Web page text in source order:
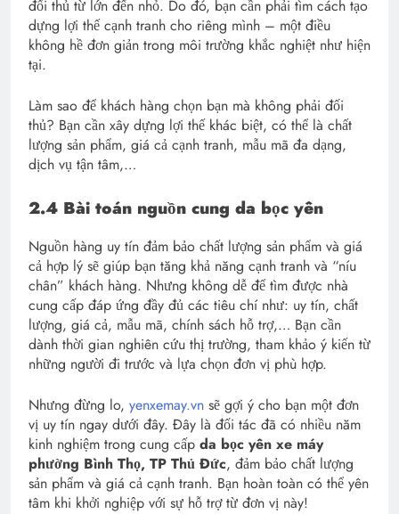
đối thủ từ lớn đến nhỏ. Do đó, bạn cần phải tìm cách tạo
dựng lợi thế cạnh tranh cho riêng mình – một điều
không hề đơn giản trong môi trường khắc nghiệt như hiện
tại.
Làm sao để khách hàng chọn bạn mà không phải đối
thủ? Bạn cần xây dựng lợi thế khác biệt, có thể là chất
lượng sản phẩm, giá cả cạnh tranh, mẫu mã đa dạng,
dịch vụ tận tâm,…
2.4 Bài toán nguồn cung da bọc yên
Nguồn hàng uy tín đảm bảo chất lượng sản phẩm và giá
cả hợp lý sẽ giúp bạn tăng khả năng cạnh tranh và “níu
chân” khách hàng. Nhưng không dễ để tìm được nhà
cung cấp đáp ứng đầy đủ các tiêu chí như: uy tín, chất
lượng, giá cả, mẫu mã, chính sách hỗ trợ,… Bạn cần
dành thời gian nghiên cứu thị trường, tham khảo ý kiến từ
những người đi trước và lựa chọn đơn vị phù hợp.
Nhưng đừng lo, yenxemay.vn sẽ gợi ý cho bạn một đơn
vị uy tín ngay dưới đây. Đây là đối tác đã có nhiều năm
kinh nghiệm trong cung cấp da bọc yên xe máy
phường Bình Thọ, TP Thủ Đức, đảm bảo chất lượng
sản phẩm và giá cả cạnh tranh. Bạn hoàn toàn có thể yên
tâm khi khởi nghiệp với sự hỗ trợ từ đơn vị này!